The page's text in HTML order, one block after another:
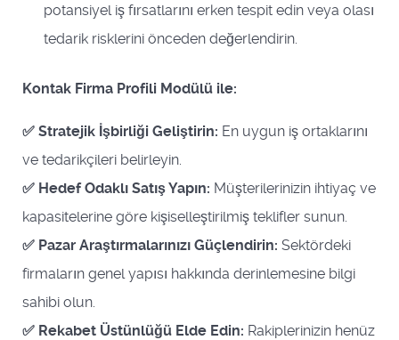
potansiyel iş fırsatlarını erken tespit edin veya olası
tedarik risklerini önceden değerlendirin.
Kontak Firma Profili Modülü ile:
✅ Stratejik İşbirliği Geliştirin: En uygun iş ortaklarını
ve tedarikçileri belirleyin.
✅ Hedef Odaklı Satış Yapın: Müşterilerinizin ihtiyaç ve
kapasitelerine göre kişiselleştirilmiş teklifler sunun.
✅ Pazar Araştırmalarınızı Güçlendirin: Sektördeki
firmaların genel yapısı hakkında derinlemesine bilgi
sahibi olun.
✅ Rekabet Üstünlüğü Elde Edin: Rakiplerinizin henüz